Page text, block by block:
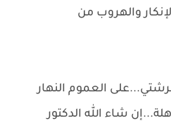
والهروب من
العموم النهار
شاء الله الدكتور